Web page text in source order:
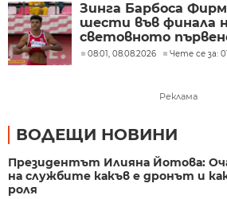
Зинга Барбоса
шести във финала
световното
атлетика до 20 г.
08:01, 08.08.2026 Чете се за:
Реклама
ВОДЕЩИ НОВИНИ
Президентът Илияна Йотова:
на службите какъв е дронът и
роля